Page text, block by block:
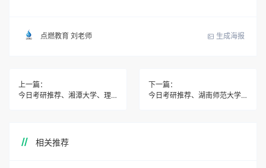
点燃教育 刘老师 生成海报
上一篇：
今日考研推荐、湘潭大学、理论经济学
下一篇：
今日考研推荐、湖南师范大学、心理学
相关推荐